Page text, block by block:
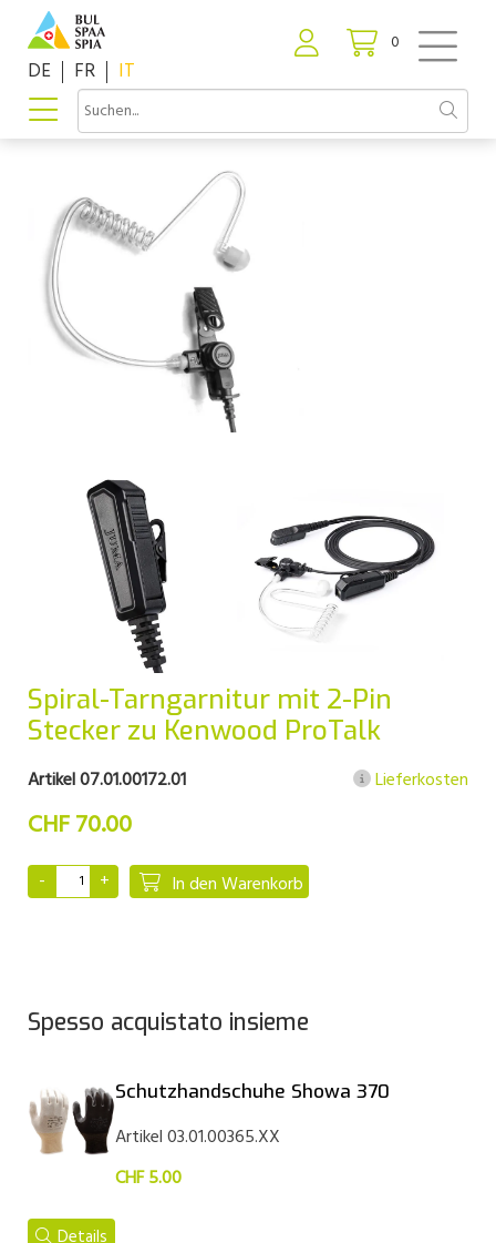
0
DE FR IT
Spiral-Tarngarnitur mit 2-Pin
Stecker zu Kenwood ProTalk
Artikel 07.01.00172.01 Lieferkosten
CHF 70.00
In den Warenkorb
Spesso acquistato insieme
Schutzhandschuhe Showa 370
Artikel 03.01.00365.XX
CHF 5.00
Details